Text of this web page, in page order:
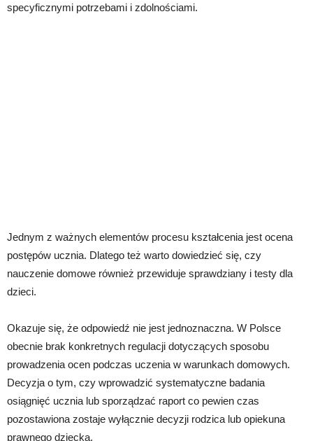
specyficznymi potrzebami i zdolnościami.
Jednym z ważnych elementów procesu kształcenia jest ocena
postępów ucznia. Dlatego też warto dowiedzieć się, czy
nauczenie domowe również przewiduje sprawdziany i testy dla
dzieci.
Okazuje się, że odpowiedź nie jest jednoznaczna. W Polsce
obecnie brak konkretnych regulacji dotyczących sposobu
prowadzenia ocen podczas uczenia w warunkach domowych.
Decyzja o tym, czy wprowadzić systematyczne badania
osiągnięć ucznia lub sporządzać raport co pewien czas
pozostawiona zostaje wyłącznie decyzji rodzica lub opiekuna
prawnego dziecka.